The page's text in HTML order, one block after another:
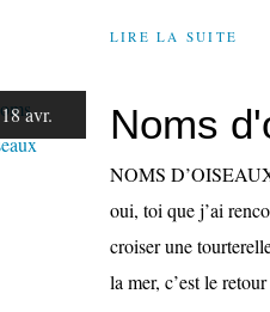
LIRE LA SUITE
18 avr. Noms
NOMS
oui, toi que j’ai
croiser une
la mer, c’est le